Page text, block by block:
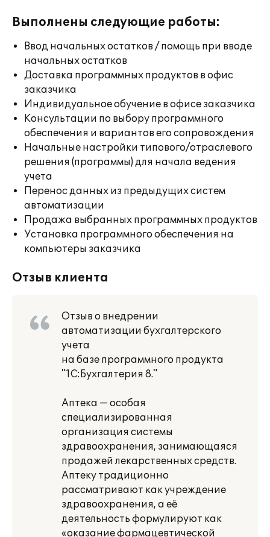
Выполнены следующие работы:
Ввод начальных остатков / помощь при вводе
начальных остатков
Доставка программных продуктов в офис
заказчика
Индивидуальное обучение в офисе заказчика
Консультации по выбору программного
обеспечения и вариантов его сопровождения
Начальные настройки типового/отраслевого
решения (программы) для начала ведения
учета
Перенос данных из предыдущих систем
автоматизации
Продажа выбранных программных продуктов
Установка программного обеспечения на
компьютеры заказчика
Отзыв клиента
Отзыв о внедрении
автоматизации бухгалтерского
учета
на базе программного продукта
"1С:Бухгалтерия 8."
Аптека — особая
специализированная
организация системы
здравоохранения, занимающаяся
продажей лекарственных средств.
Аптеку традиционно
рассматривают как учреждение
здравоохранения, а её
деятельность формулируют как
«оказание фармацевтической